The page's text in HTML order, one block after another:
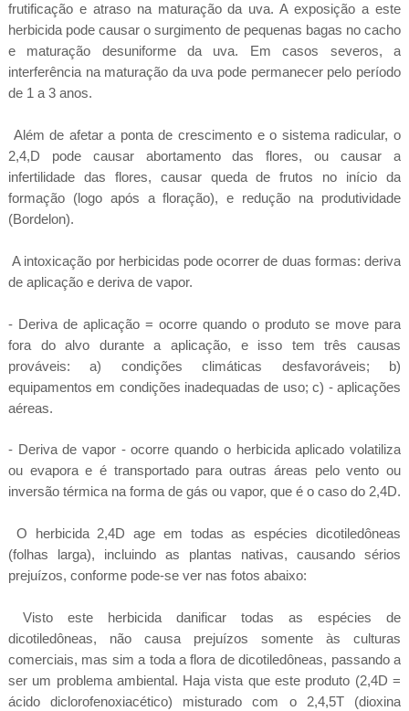
frutificação e atraso na maturação da uva. A exposição a este
herbicida pode causar o surgimento de pequenas bagas no cacho
e maturação desuniforme da uva. Em casos severos, a
interferência na maturação da uva pode permanecer pelo período
de 1 a 3 anos.
Além de afetar a ponta de crescimento e o sistema radicular, o
2,4,D pode causar abortamento das flores, ou causar a
infertilidade das flores, causar queda de frutos no início da
formação (logo após a floração), e redução na produtividade
(Bordelon).
A intoxicação por herbicidas pode ocorrer de duas formas: deriva
de aplicação e deriva de vapor.
- Deriva de aplicação = ocorre quando o produto se move para
fora do alvo durante a aplicação, e isso tem três causas
prováveis: a) condições climáticas desfavoráveis; b)
equipamentos em condições inadequadas de uso; c) - aplicações
aéreas.
- Deriva de vapor - ocorre quando o herbicida aplicado volatiliza
ou evapora e é transportado para outras áreas pelo vento ou
inversão térmica na forma de gás ou vapor, que é o caso do 2,4D.
O herbicida 2,4D age em todas as espécies dicotiledôneas
(folhas larga), incluindo as plantas nativas, causando sérios
prejuízos, conforme pode-se ver nas fotos abaixo:
Visto este herbicida danificar todas as espécies de
dicotiledôneas, não causa prejuízos somente às culturas
comerciais, mas sim a toda a flora de dicotiledôneas, passando a
ser um problema ambiental. Haja vista que este produto (2,4D =
ácido diclorofenoxiacético) misturado com o 2,4,5T (dioxina